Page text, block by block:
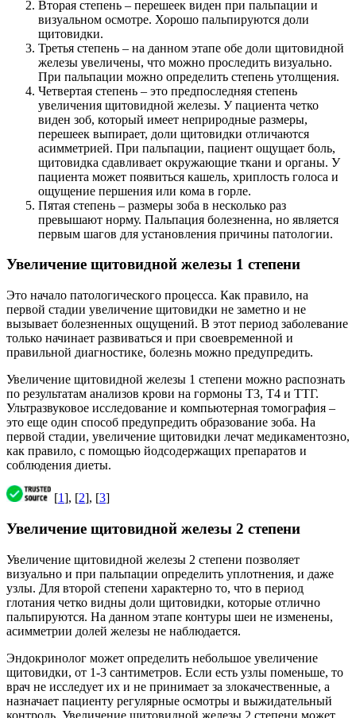
Вторая степень – перешеек виден при пальпации и
визуальном осмотре. Хорошо пальпируются доли
щитовидки.
Третья степень – на данном этапе обе доли щитовидной
железы увеличены, что можно проследить визуально.
При пальпации можно определить степень утолщения.
Четвертая степень – это предпоследняя степень
увеличения щитовидной железы. У пациента четко
виден зоб, который имеет неприродные размеры,
перешеек выпирает, доли щитовидки отличаются
асимметрией. При пальпации, пациент ощущает боль,
щитовидка сдавливает окружающие ткани и органы. У
пациента может появиться кашель, хриплость голоса и
ощущение першения или кома в горле.
Пятая степень – размеры зоба в несколько раз
превышают норму. Пальпация болезненна, но является
первым шагов для установления причины патологии.
Увеличение щитовидной железы 1 степени
Это начало патологического процесса. Как правило, на
первой стадии увеличение щитовидки не заметно и не
вызывает болезненных ощущений. В этот период заболевание
только начинает развиваться и при своевременной и
правильной диагностике, болезнь можно предупредить.
Увеличение щитовидной железы 1 степени можно распознать
по результатам анализов крови на гормоны Т3, Т4 и ТТГ.
Ультразвуковое исследование и компьютерная томография –
это еще один способ предупредить образование зоба. На
первой стадии, увеличение щитовидки лечат медикаментозно,
как правило, с помощью йодсодержащих препаратов и
соблюдения диеты.
[1], [2], [3]
Увеличение щитовидной железы 2 степени
Увеличение щитовидной железы 2 степени позволяет
визуально и при пальпации определить уплотнения, и даже
узлы. Для второй степени характерно то, что в период
глотания четко видны доли щитовидки, которые отлично
пальпируются. На данном этапе контуры шеи не изменены,
асимметрии долей железы не наблюдается.
Эндокринолог может определить небольшое увеличение
щитовидки, от 1-3 сантиметров. Если есть узлы поменьше, то
врач не исследует их и не принимает за злокачественные, а
назначает пациенту регулярные осмотры и выжидательный
контроль. Увеличение щитовидной железы 2 степени может